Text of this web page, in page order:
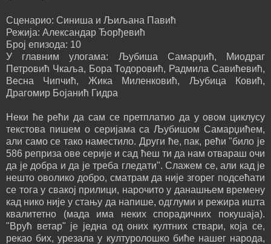
Сценарио: Синиша и Љиљана Павић
Режија: Александар Ђорђевић
Број епизода: 10
У главним улогама: Љубиша Самарџић, Миодраг
Петровић Чкаља, Бора Тодоровић, Радмила Савићевић,
Весна Чипчић, Жика Миленковић, Љубица Ковић,
Драгомир Бојанић Гидра
Неки ће рећи да сам се претплатио да у овом циклусу
текстова пишем о серијама са Љубишом Самарџићем,
али само се тако наместило. Други ће, пак, рећи "било је
586 реприза ове серије и сад ћеш ти да нам отвараш очи
да је добра и да је треба гледати". Слажем се, али кад је
нешто оволико добро, сматрам да није згорег подсећати
се тога у свакој прилици, нарочито у данашњем времену
кад нико није у стању да напише, одглуми и режира ишта
квалитетно (мада има неких спорадичних покушаја).
"Врућ ветар" је једна од оних култних ствари, која се,
рекао бих, урезала у културолошко биће нашег народа,